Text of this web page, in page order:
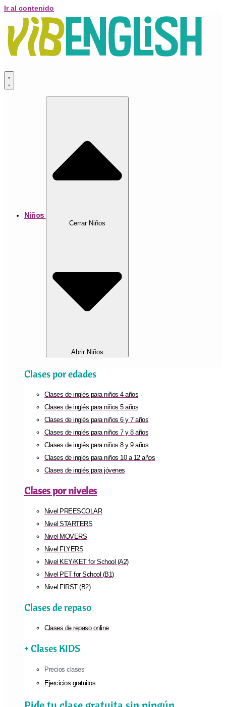
Ir al contenido
Niños
Cerrar Niños
Abrir Niños
Clases por edades
Clases de inglés para niños 4 años
Clases de inglés para niños 5 años
Clases de inglés para niños 6 y 7 años
Clases de inglés para niños 7 y 8 años
Clases de inglés para niños 8 y 9 años
Clases de inglés para niños 10 a 12 años
Clases de inglés para jóvenes
Clases por niveles
Nivel PREESCOLAR
Nivel STARTERS
Nivel MOVERS
Nivel FLYERS
Nivel KEY/KET for School (A2)
Nivel PET for School (B1)
Nivel FIRST (B2)
Clases de repaso
Clases de repaso online
+ Clases KIDS
Precios clases
Ejercicios gratuitos